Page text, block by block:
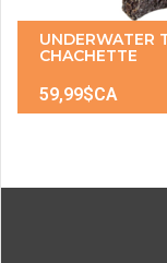
UNDERWATER
CHACHETTE
59,99$CA